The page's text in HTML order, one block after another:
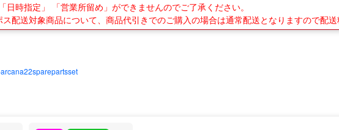
日時指定」 「営業所留め」ができませんのでご了承ください。
配送対象商品について、商品代引きでのご購入の場合は通常配送となりますので配送